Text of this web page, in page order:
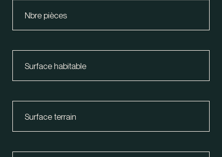
Nbre pièces
Surface habitable
Surface terrain